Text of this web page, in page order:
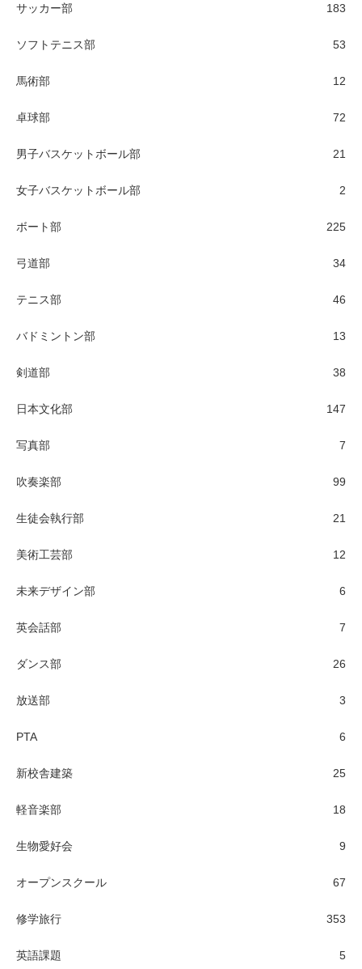
サッカー部 183
ソフトテニス部 53
馬術部 12
卓球部 72
男子バスケットボール部 21
女子バスケットボール部 2
ボート部 225
弓道部 34
テニス部 46
バドミントン部 13
剣道部 38
日本文化部 147
写真部 7
吹奏楽部 99
生徒会執行部 21
美術工芸部 12
未来デザイン部 6
英会話部 7
ダンス部 26
放送部 3
PTA 6
新校舎建築 25
軽音楽部 18
生物愛好会 9
オープンスクール 67
修学旅行 353
英語課題 5